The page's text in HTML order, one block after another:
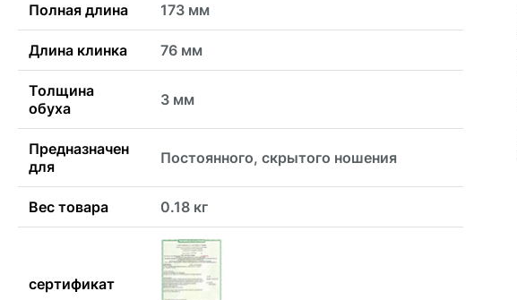
Полная длина 173 мм
Длина клинка 76 мм
Толщина
обуха
3 мм
Предназначен
для
Постоянного, скрытого ношения
Вес товара 0.18 кг
сертификат